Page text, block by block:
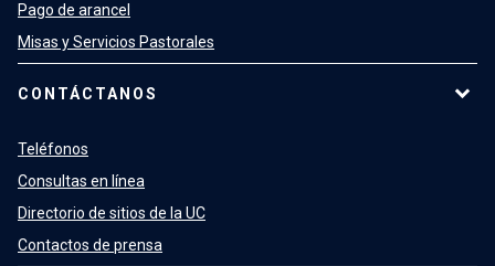
Pago de arancel
Misas y Servicios Pastorales
CONTÁCTANOS
Teléfonos
Consultas en línea
Directorio de sitios de la UC
Contactos de prensa